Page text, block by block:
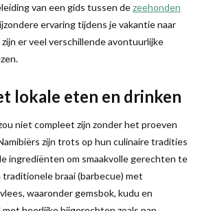
van een gids tussen dezeehonden
ervaring tijdens je vakantie naar
er veel verschillende avontuurlijke
lokale eten en drinken
niet compleet zijn zonder het proeven
zijn trots op hun culinaire tradities
ingrediënten om smaakvolle gerechten te
braai (barbecue) met
waaronder gemsbok, kudu en